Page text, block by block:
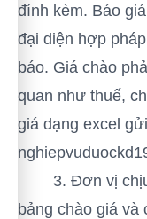
đính kèm. Báo
đại diện hợp
báo. Giá chào
quan như thuế,
giá dạng excel
3. Đơn vị
bảng chào giá và